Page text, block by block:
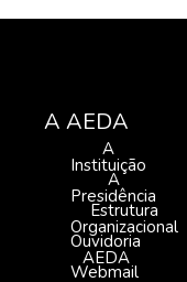
A AEDA
A
Instituição
A
Presidência
Estrutura
Organizacional
Ouvidoria
AEDA
Webmail